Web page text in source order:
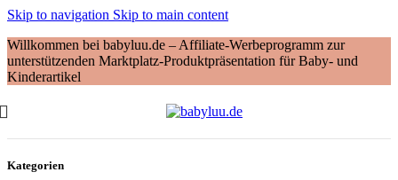
Skip to navigation Skip to main content
Willkommen bei babyluu.de – Affiliate-Werbeprogramm zur
unterstützenden Marktplatz-Produktpräsentation für Baby- und
Kinderartikel
Kategorien